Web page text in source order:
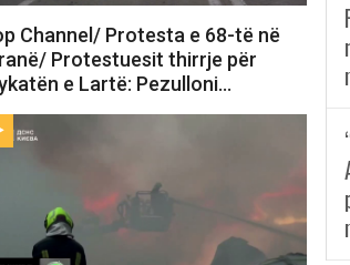
Channel/ Protesta e 68-të në
Protestuesit thirrje për
e Lartë: Pezulloni…